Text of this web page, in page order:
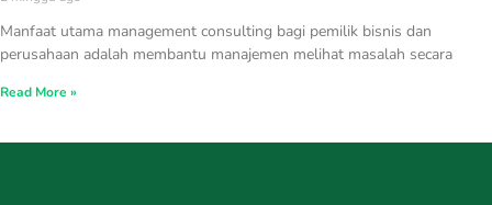
Manfaat utama management consulting bagi pemilik bisnis dan
perusahaan adalah membantu manajemen melihat masalah secara
Read More »